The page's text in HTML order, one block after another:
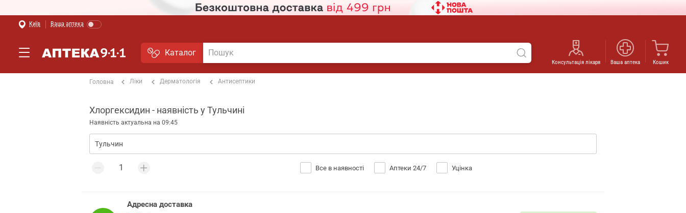
Київ Ваша аптека
Каталог
Консультація лікаря Ваша аптека Кошик
Головна Ліки Дерматологія Антисептики
Хлоргексидин - наявність у Тульчині
Наявність актуальна на 09:45
Все в наявності Аптеки 24/7 Уцінка
Адресна доставка